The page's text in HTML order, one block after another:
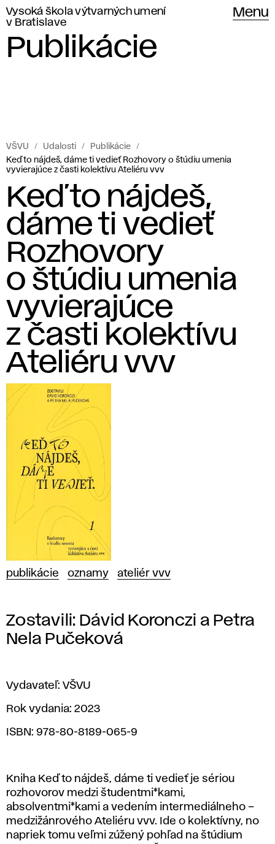
Vysoká škola výtvarných umení
v Bratislave
Menu
Publikácie
VŠVU Udalosti
Publikácie
Keď to nájdeš, dáme ti vedieť Rozhovory o štúdiu umenia
vyvierajúce z časti kolektívu Ateliéru vvv
Keď to nájdeš,
dáme ti vedieť
Rozhovory
o štúdiu umenia
vyvierajúce
z časti kolektívu
Ateliéru vvv
publikácie oznamy ateliér vvv
Zostavili: Dávid Koronczi a Petra
Nela Pučeková
Vydavateľ: VŠVU
Rok vydania: 2023
ISBN: 978-80-8189-065-9
Kniha Keď to nájdeš, dáme ti vedieť je sériou
rozhovorov medzi študentmi*kami,
absolventmi*kami a vedením intermediálneho –
medzižánrového Ateliéru vvv. Ide o kolektívny, no
napriek tomu veľmi zúžený pohľad na štúdium